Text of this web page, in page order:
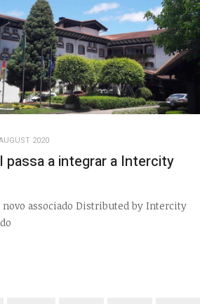
2020
passa a integrar a Intercity
novo associado Distributed by Intercity